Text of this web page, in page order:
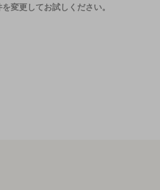
変更してお試しください。